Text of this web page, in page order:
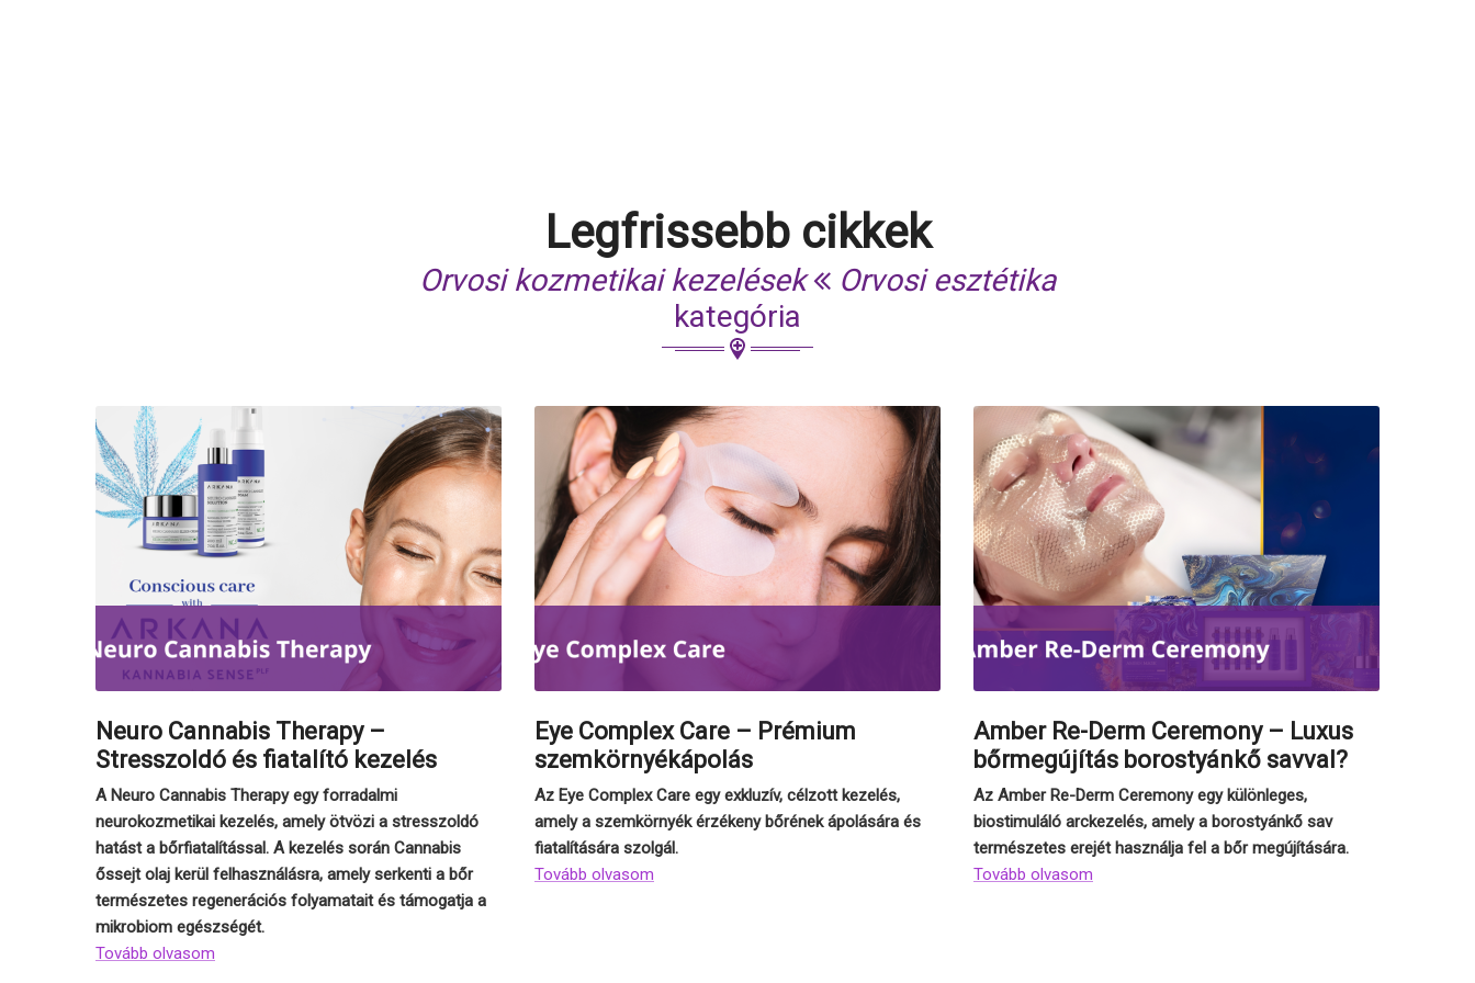
Legfrissebb cikkek
Orvosi kozmetikai kezelések
Orvosi esztétika
kategória
Neuro Cannabis Therapy –
Stresszoldó és fiatalító kezelés
A Neuro Cannabis Therapy egy forradalmi
neurokozmetikai kezelés, amely ötvözi a stresszoldó
hatást a bőrfiatalítással. A kezelés során Cannabis
őssejt olaj kerül felhasználásra, amely serkenti a bőr
természetes regenerációs folyamatait és támogatja a
mikrobiom egészségét.
Tovább olvasom
Eye Complex Care – Prémium
szemkörnyékápolás
Az Eye Complex Care egy exkluzív, célzott kezelés,
amely a szemkörnyék érzékeny bőrének ápolására és
fiatalítására szolgál.
Tovább olvasom
Amber Re-Derm Ceremony – Luxus
bőrmegújítás borostyánkő savval?
Az Amber Re-Derm Ceremony egy különleges,
biostimuláló arckezelés, amely a borostyánkő sav
természetes erejét használja fel a bőr megújítására.
Tovább olvasom